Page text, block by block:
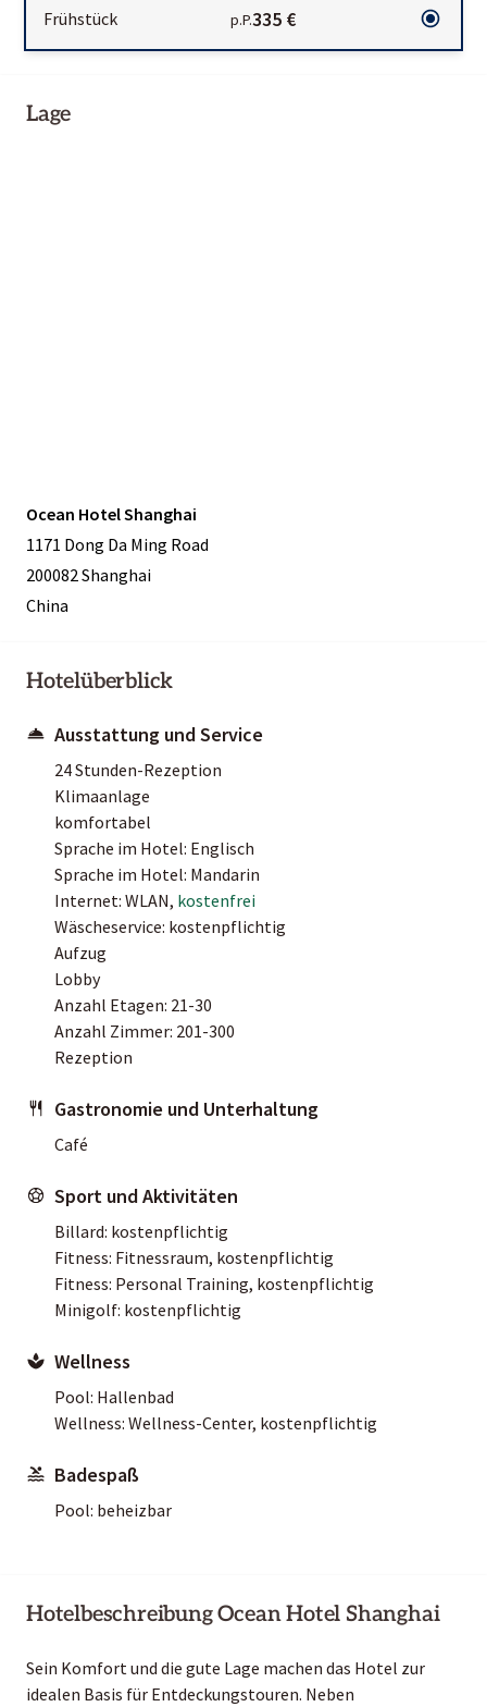
Frühstück p.P.335 €
Lage
Ocean Hotel Shanghai
1171 Dong Da Ming Road
200082 Shanghai
China
Hotelüberblick
Ausstattung und Service
24 Stunden-Rezeption
Klimaanlage
komfortabel
Sprache im Hotel: Englisch
Sprache im Hotel: Mandarin
Internet: WLAN, kostenfrei
Wäscheservice: kostenpflichtig
Aufzug
Lobby
Anzahl Etagen: 21-30
Anzahl Zimmer: 201-300
Rezeption
Gastronomie und Unterhaltung
Café
Sport und Aktivitäten
Billard: kostenpflichtig
Fitness: Fitnessraum, kostenpflichtig
Fitness: Personal Training, kostenpflichtig
Minigolf: kostenpflichtig
Wellness
Pool: Hallenbad
Wellness: Wellness-Center, kostenpflichtig
Badespaß
Pool: beheizbar
Hotelbeschreibung Ocean Hotel Shanghai
Sein Komfort und die gute Lage machen das Hotel zur
idealen Basis für Entdeckungstouren. Neben